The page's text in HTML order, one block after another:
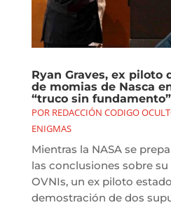
Ryan Graves, ex piloto
de momias de Nasca
“truco sin fundamento”
POR REDACCIÓN CODIGO
ENIGMAS
Mientras la NASA se
las conclusiones sobre
OVNIs, un ex piloto
demostración de dos